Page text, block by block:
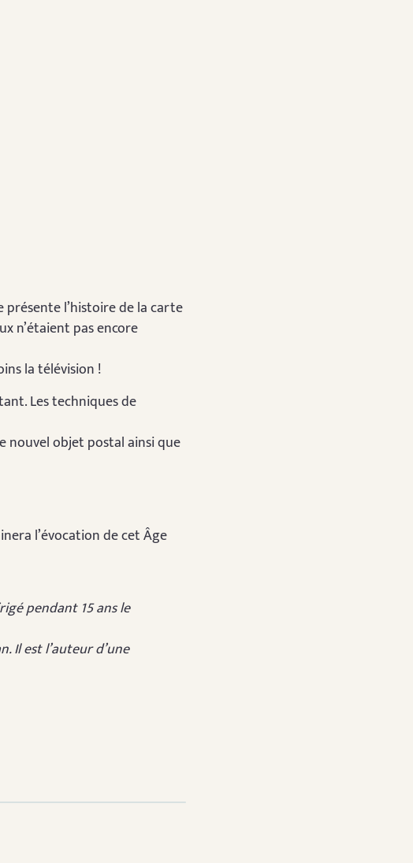
présente l’histoire de la carte
n’étaient pas encore
la télévision !
Les techniques de
nouvel objet postal ainsi que
l’évocation de cet Âge
pendant 15 ans le
Il est l’auteur d’une